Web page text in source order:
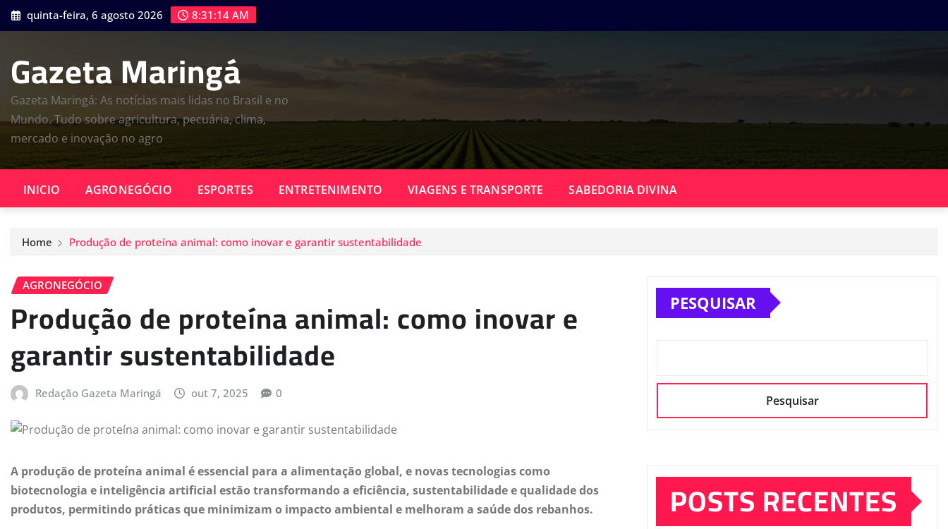
Skip
to
quinta-feira, 6 agosto 2026 8:31:15 AM
Gazeta Maringá
Gazeta Maringá: As notícias mais lidas no Brasil e no
Mundo. Tudo sobre agricultura, pecuária, clima,
mercado e inovação no agro
INICIO AGRONEGÓCIO ESPORTES ENTRETENIMENTO VIAGENS E TRANSPORTE SABEDORIA DIVINA
Home Produção de proteína animal: como inovar e garantir sustentabilidade
AGRONEGÓCIO
Produção de proteína animal: como inovar e
garantir sustentabilidade
Redação Gazeta Maringá out 7, 2025 0
A produção de proteína animal é essencial para a alimentação global, e novas tecnologias como
biotecnologia e inteligência artificial estão transformando a eficiência, sustentabilidade e qualidade dos
produtos, permitindo práticas que minimizam o impacto ambiental e melhoram a saúde dos rebanhos.
PESQUISAR
Pesquisar
POSTS RECENTES